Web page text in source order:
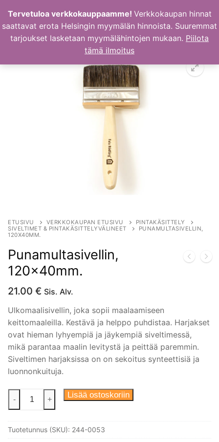
sisältöön
ETUSIVU VERKKOKAUPAN ETUSIVU
PINTAKÄSITTELY
SIVELTIMET & PINTAKÄSITTELYVÄLINEET
PUNAMULTASIVELLIN,
120X40MM.
Punamultasivellin,
120x40mm.
21.00 € Sis. Alv.
Ulkomaalisivellin, joka sopii maalaamiseen
keittomaaleilla. Kestävä ja helppo puhdistaa. Harjakset
ovat hieman lyhyempiä ja jäykempiä siveltimessä,
mikä parantaa maalin levitystä ja peittää paremmin.
Siveltimen harjaksissa on on sekoitus synteettisiä ja
luonnonkuituja.
Punamultasivellin,
- + Lisää ostoskoriin
Tuotetunnus (SKU): 244-0053
Tervetuloa verkkokauppaamme! Verkkokaupan hinnat
saattavat erota Helsingin myymälän hinnoista. Suuremmat
tarjoukset lasketaan myymälähintojen mukaan. Piilota
tämä ilmoitus